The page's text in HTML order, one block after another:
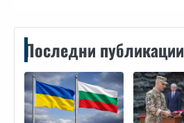
Последни публикации